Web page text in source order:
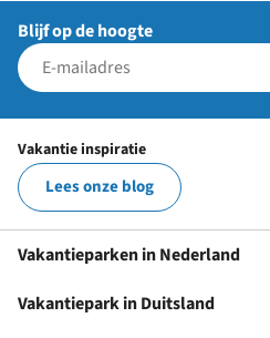
Blijf op de hoogte
Vakantie inspiratie
Lees onze blog
Vakantieparken in Nederland
Vakantiepark in Duitsland